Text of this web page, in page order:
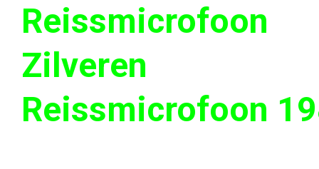
Reissmicrofoon
Zilveren
Reissmicrofoon